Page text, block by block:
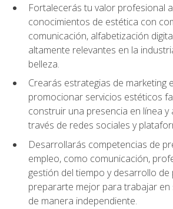
Fortalecerás tu valor profesional
conocimientos de estética con
comunicación, alfabetización
altamente relevantes en la
belleza.
Crearás estrategias de marketing
promocionar servicios estéticos
construir una presencia en línea y
través de redes sociales y
Desarrollarás competencias de
empleo, como comunicación,
gestión del tiempo y desarrollo
prepararte mejor para trabajar
de manera independiente.